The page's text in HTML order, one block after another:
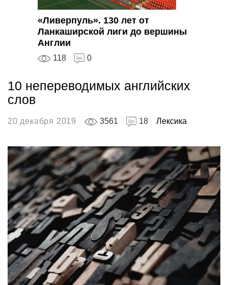
«Ливерпуль». 130 лет от
Ланкаширской лиги до вершины
Англии
118 0
10 непереводимых английских
слов
20 декабря 2019 3561 18 Лексика